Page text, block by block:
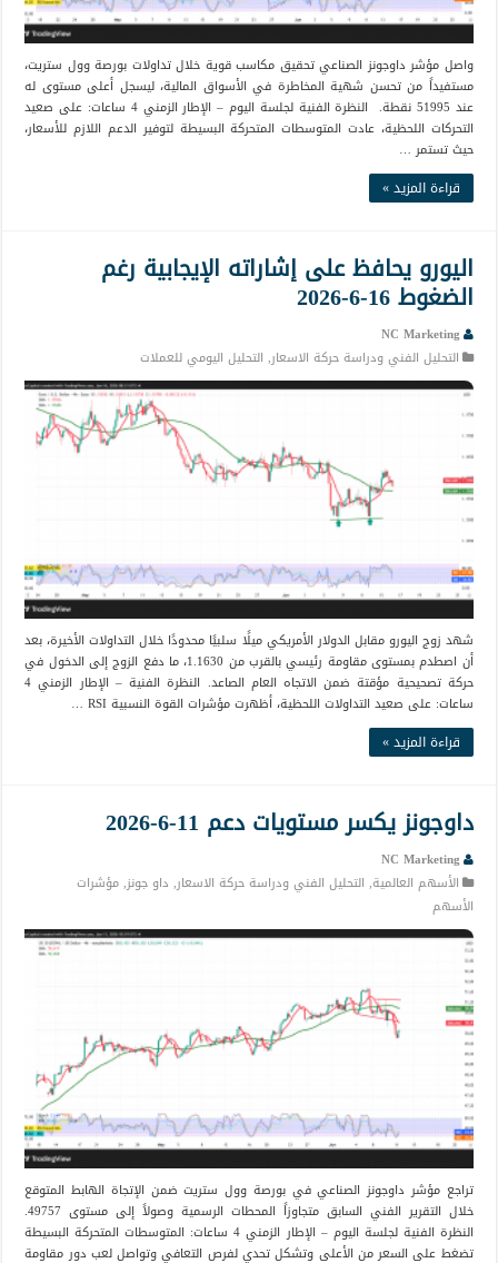
واصل مؤشر داوجونز الصناعي تحقيق مكاسب قوية خلال تداولات بورصة وول ستريت،
مستفيداً من تحسن شهية المخاطرة في الأسواق المالية، ليسجل أعلى مستوى له
عند 51995 نقطة. النظرة الفنية لجلسة اليوم – الإطار الزمني 4 ساعات: على صعيد
التحركات اللحظية، عادت المتوسطات المتحركة البسيطة لتوفير الدعم اللازم للأسعار،
حيث تستمر …
قراءة المزيد »
اليورو يحافظ على إشاراته الإيجابية رغم
الضغوط 16-6-2026
NC Marketing
التحليل الفني ودراسة حركة الاسعار, التحليل اليومي للعملات
شهد زوج اليورو مقابل الدولار الأمريكي ميلًا سلبيًا محدودًا خلال التداولات الأخيرة، بعد
أن اصطدم بمستوى مقاومة رئيسي بالقرب من 1.1630، ما دفع الزوج إلى الدخول في
حركة تصحيحية مؤقتة ضمن الاتجاه العام الصاعد. النظرة الفنية – الإطار الزمني 4
ساعات: على صعيد التداولات اللحظية، أظهرت مؤشرات القوة النسبية RSI …
قراءة المزيد »
داوجونز يكسر مستويات دعم 11-6-2026
NC Marketing
الأسهم العالمية, التحليل الفني ودراسة حركة الاسعار, داو جونز,مؤشرات
الأسهم
تراجع مؤشر داوجونز الصناعي في بورصة وول ستريت ضمن الإتجاة الهابط المتوقع
خلال التقرير الفني السابق متجاوزاً المحطات الرسمية وصولاً إلى مستوى 49757.
النظرة الفنية لجلسة اليوم – الإطار الزمني 4 ساعات: المتوسطات المتحركة البسيطة
تضغط على السعر من الأعلى وتشكل تحدي لفرص التعافي وتواصل لعب دور مقاومة